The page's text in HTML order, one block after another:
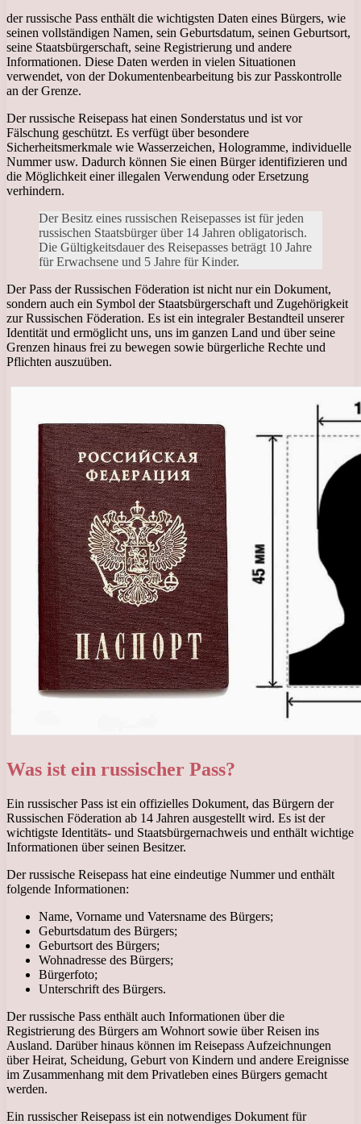
der russische Pass enthält die wichtigsten Daten eines Bürgers, wie
seinen vollständigen Namen, sein Geburtsdatum, seinen Geburtsort,
seine Staatsbürgerschaft, seine Registrierung und andere
Informationen. Diese Daten werden in vielen Situationen
verwendet, von der Dokumentenbearbeitung bis zur Passkontrolle
an der Grenze.
Der russische Reisepass hat einen Sonderstatus und ist vor
Fälschung geschützt. Es verfügt über besondere
Sicherheitsmerkmale wie Wasserzeichen, Hologramme, individuelle
Nummer usw. Dadurch können Sie einen Bürger identifizieren und
die Möglichkeit einer illegalen Verwendung oder Ersetzung
verhindern.
Der Besitz eines russischen Reisepasses ist für jeden
russischen Staatsbürger über 14 Jahren obligatorisch.
Die Gültigkeitsdauer des Reisepasses beträgt 10 Jahre
für Erwachsene und 5 Jahre für Kinder.
Der Pass der Russischen Föderation ist nicht nur ein Dokument,
sondern auch ein Symbol der Staatsbürgerschaft und Zugehörigkeit
zur Russischen Föderation. Es ist ein integraler Bestandteil unserer
Identität und ermöglicht uns, uns im ganzen Land und über seine
Grenzen hinaus frei zu bewegen sowie bürgerliche Rechte und
Pflichten auszuüben.
Was ist ein russischer Pass?
Ein russischer Pass ist ein offizielles Dokument, das Bürgern der
Russischen Föderation ab 14 Jahren ausgestellt wird. Es ist der
wichtigste Identitäts- und Staatsbürgernachweis und enthält wichtige
Informationen über seinen Besitzer.
Der russische Reisepass hat eine eindeutige Nummer und enthält
folgende Informationen:
Name, Vorname und Vatersname des Bürgers;
Geburtsdatum des Bürgers;
Geburtsort des Bürgers;
Wohnadresse des Bürgers;
Bürgerfoto;
Unterschrift des Bürgers.
Der russische Pass enthält auch Informationen über die
Registrierung des Bürgers am Wohnort sowie über Reisen ins
Ausland. Darüber hinaus können im Reisepass Aufzeichnungen
über Heirat, Scheidung, Geburt von Kindern und andere Ereignisse
im Zusammenhang mit dem Privatleben eines Bürgers gemacht
werden.
Ein russischer Reisepass ist ein notwendiges Dokument für